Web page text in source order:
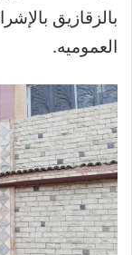
بالزقازيق
العموميه.